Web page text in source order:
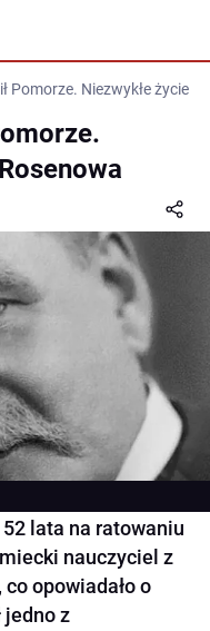
Pomorze. Niezwykłe życie
lata na ratowaniu
nauczyciel z
opowiadało o
jedno z